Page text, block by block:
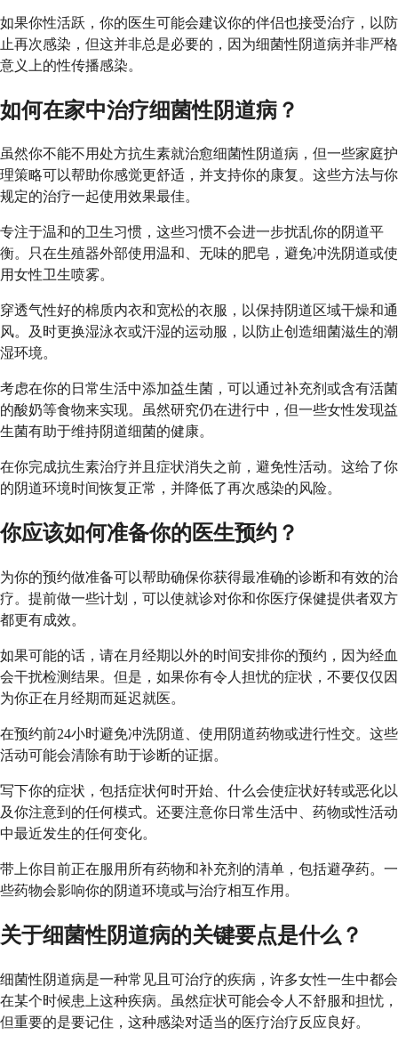
如果你性活跃，你的医生可能会建议你的伴侣也接受治疗，以防
止再次感染，但这并非总是必要的，因为细菌性阴道病并非严格
意义上的性传播感染。
如何在家中治疗细菌性阴道病？
虽然你不能不用处方抗生素就治愈细菌性阴道病，但一些家庭护
理策略可以帮助你感觉更舒适，并支持你的康复。这些方法与你
规定的治疗一起使用效果最佳。
专注于温和的卫生习惯，这些习惯不会进一步扰乱你的阴道平
衡。只在生殖器外部使用温和、无味的肥皂，避免冲洗阴道或使
用女性卫生喷雾。
穿透气性好的棉质内衣和宽松的衣服，以保持阴道区域干燥和通
风。及时更换湿泳衣或汗湿的运动服，以防止创造细菌滋生的潮
湿环境。
考虑在你的日常生活中添加益生菌，可以通过补充剂或含有活菌
的酸奶等食物来实现。虽然研究仍在进行中，但一些女性发现益
生菌有助于维持阴道细菌的健康。
在你完成抗生素治疗并且症状消失之前，避免性活动。这给了你
的阴道环境时间恢复正常，并降低了再次感染的风险。
你应该如何准备你的医生预约？
为你的预约做准备可以帮助确保你获得最准确的诊断和有效的治
疗。提前做一些计划，可以使就诊对你和你医疗保健提供者双方
都更有成效。
如果可能的话，请在月经期以外的时间安排你的预约，因为经血
会干扰检测结果。但是，如果你有令人担忧的症状，不要仅仅因
为你正在月经期而延迟就医。
在预约前24小时避免冲洗阴道、使用阴道药物或进行性交。这些
活动可能会清除有助于诊断的证据。
写下你的症状，包括症状何时开始、什么会使症状好转或恶化以
及你注意到的任何模式。还要注意你日常生活中、药物或性活动
中最近发生的任何变化。
带上你目前正在服用所有药物和补充剂的清单，包括避孕药。一
些药物会影响你的阴道环境或与治疗相互作用。
关于细菌性阴道病的关键要点是什么？
细菌性阴道病是一种常见且可治疗的疾病，许多女性一生中都会
在某个时候患上这种疾病。虽然症状可能会令人不舒服和担忧，
但重要的是要记住，这种感染对适当的医疗治疗反应良好。